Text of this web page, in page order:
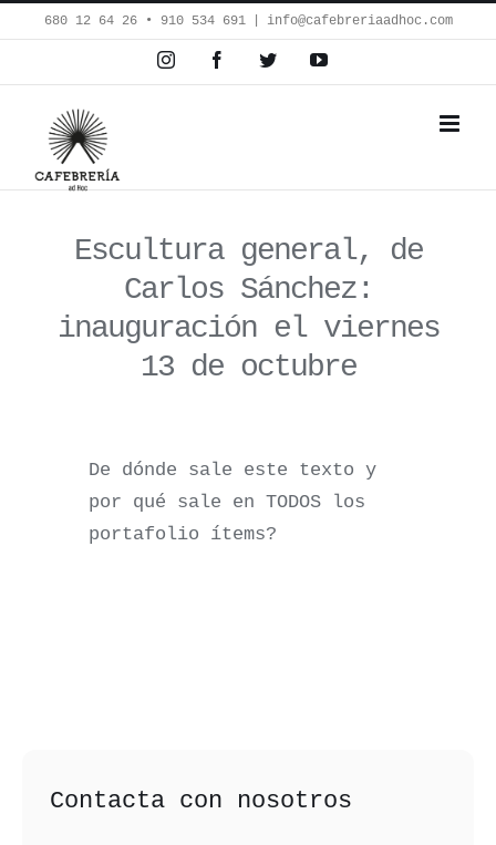
Saltar
al
contenido
680 12 64 26‬ • 910 534 691 info@cafebreriaadhoc.com
InstagramFacebookTwitterYouTube
Escultura general, de
Carlos Sánchez:
inauguración el viernes
13 de octubre
De dónde sale este texto y
por qué sale en TODOS los
portafolio ítems?
Contacta con nosotros